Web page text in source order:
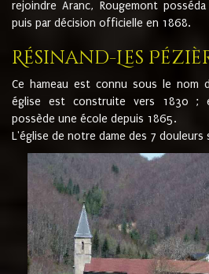
rejoindre Aranc, Rougemont
puis par décision officielle en 1868.
Résinand-Les
Ce hameau est connu sous le nom
église est construite vers 1830 ;
possède une école depuis 1865.
L'église de notre dame des 7 douleurs